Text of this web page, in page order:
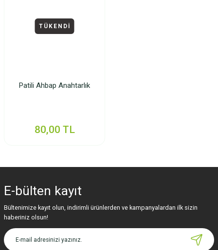
TÜKENDİ
Patili Ahbap Anahtarlık
80,00 TL
E-bülten kayıt
Bültenimize kayıt olun, indirimli ürünlerden ve kampanyalardan ilk sizin
haberiniz olsun!